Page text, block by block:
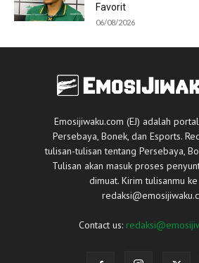
Favorit
06/08/2026
Emosijiwaku.com (EJ) adalah
Persebaya, Bonek, dan Esports.
tulisan-tulisan tentang Persebaya,
Tulisan akan masuk proses
dimuat. Kirim tulisanmu
Contact us: